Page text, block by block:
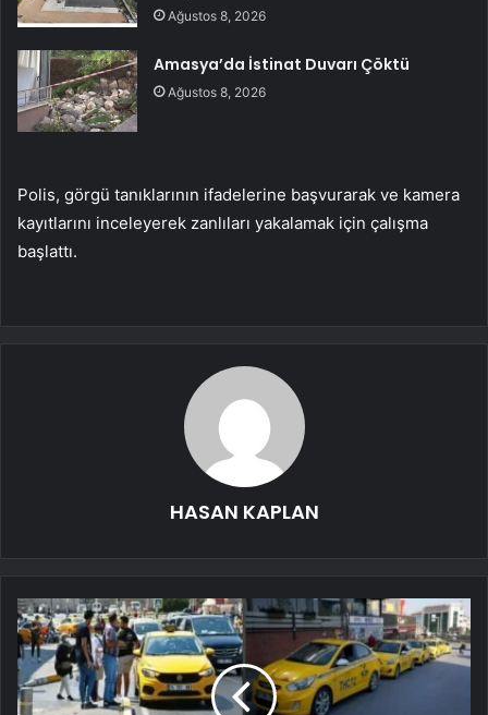
Ağustos 8, 2026
Amasya’da İstinat Duvarı Çöktü
Ağustos 8, 2026
Polis, görgü tanıklarının ifadelerine başvurarak ve kamera
kayıtlarını inceleyerek zanlıları yakalamak için çalışma
başlattı.
HASAN KAPLAN